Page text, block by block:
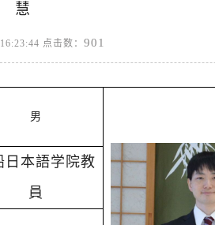
慧
点击数： 901
男
日本語学院教
員